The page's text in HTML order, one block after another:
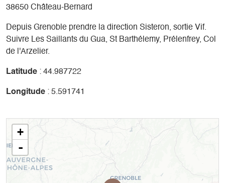
38650 Château-Bernard
Depuis Grenoble prendre la direction Sisteron, sortie Vif.
Suivre Les Saillants du Gua, St Barthélemy, Prélenfrey, Col
de l'Arzelier.
Latitude : 44.987722
Longitude : 5.591741
+
-